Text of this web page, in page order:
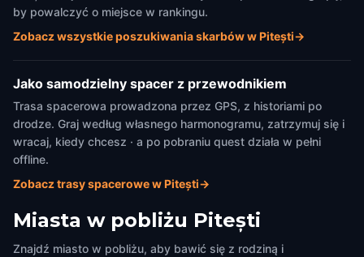
by powalczyć o miejsce w rankingu.
Zobacz wszystkie poszukiwania skarbów w Pitești→
Jako samodzielny spacer z przewodnikiem
Trasa spacerowa prowadzona przez GPS, z historiami po
drodze. Graj według własnego harmonogramu, zatrzymuj się i
wracaj, kiedy chcesz · a po pobraniu quest działa w pełni
offline.
Zobacz trasy spacerowe w Pitești→
Miasta w pobliżu Pitești
Znajdź miasto w pobliżu, aby bawić się z rodziną i